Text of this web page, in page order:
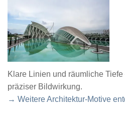
Klare Linien und räumliche
präziser Bildwirkung.
→ Weitere Architektur-Motive